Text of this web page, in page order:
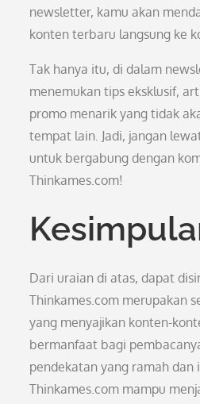
newsletter, kamu akan
konten terbaru langsung ke
Tak hanya itu, di dalam
menemukan tips eksklusif,
promo menarik yang tidak
tempat lain. Jadi, jangan
untuk bergabung dengan
Thinkames.com!
Dari uraian di atas, dapat
Thinkames.com merupakan
yang menyajikan konten-
bermanfaat bagi
pendekatan yang ramah dan
Thinkames.com mampu